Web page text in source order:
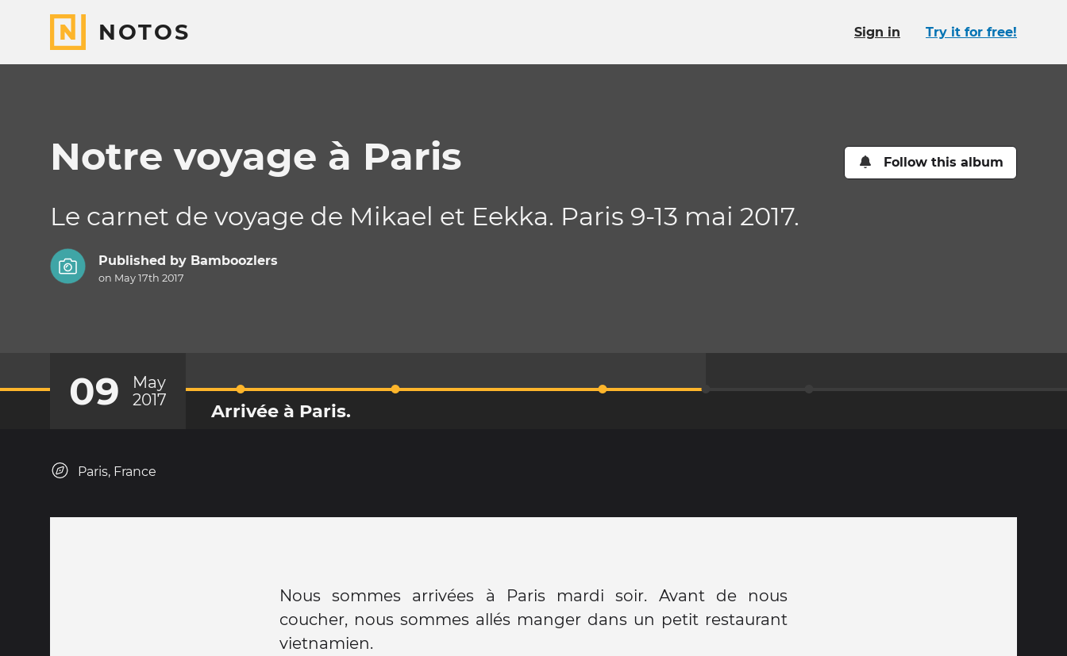
NOTOS Sign in Try it for free!
Notre voyage à Paris Follow this album
Le carnet de voyage de Mikael et Eekka. Paris 9-13 mai 2017.
Published by Bamboozlers
on May 17th 2017
09
May
2017
Arrivée à Paris.
Paris, France
Nous sommes arrivées à Paris mardi soir. Avant de nous
coucher, nous sommes allés manger dans un petit restaurant
vietnamien.